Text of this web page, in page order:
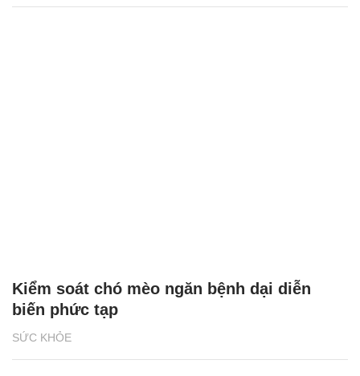
SỨC KHỎE
Kiểm soát chó mèo ngăn bệnh dại diễn
biến phức tạp